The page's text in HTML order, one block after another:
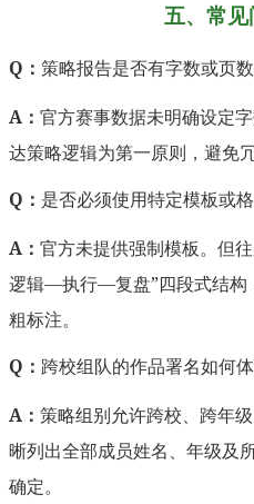
五、常
Q： 策略报告是否有字数或页
A： 官方赛事数据未明确设定
达策略逻辑为第一原则，避免冗
Q： 是否必须使用特定模板或
A： 官方未提供强制模板。但
逻辑—执行—复盘”四段式结构
粗标注。
Q： 跨校组队的作品署名如何
A： 策略组别允许跨校、跨年
晰列出全部成员姓名、年级及
确定。